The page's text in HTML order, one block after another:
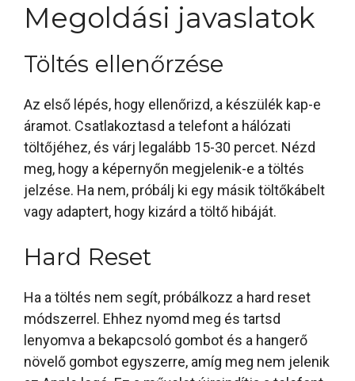
Megoldási javaslatok
Töltés ellenőrzése
Az első lépés, hogy ellenőrizd, a készülék kap-e
áramot. Csatlakoztasd a telefont a hálózati
töltőjéhez, és várj legalább 15-30 percet. Nézd
meg, hogy a képernyőn megjelenik-e a töltés
jelzése. Ha nem, próbálj ki egy másik töltőkábelt
vagy adaptert, hogy kizárd a töltő hibáját.
Hard Reset
Ha a töltés nem segít, próbálkozz a hard reset
módszerrel. Ehhez nyomd meg és tartsd
lenyomva a bekapcsoló gombot és a hangerő
növelő gombot egyszerre, amíg meg nem jelenik